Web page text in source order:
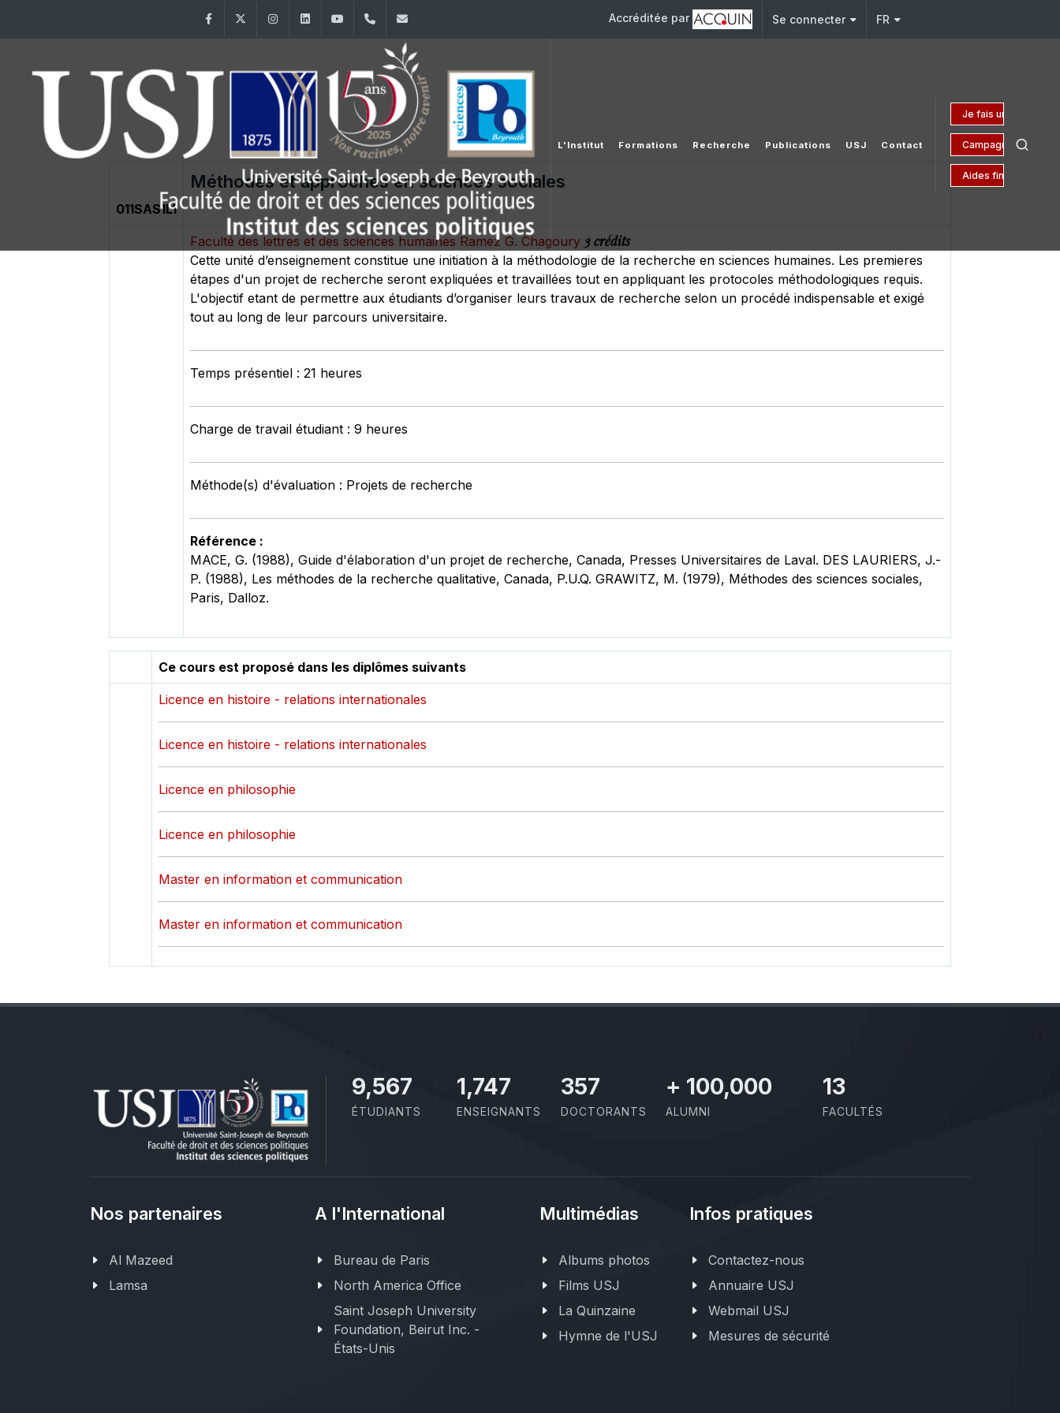
FacebookTwitter InstagramLinkedInYouTube+961 (1) 421 443 Accréditée par Se connecter FR
Je fais un don
Campagne 150 ans
Aides financières
L'Institut Formations Recherche Publications USJ Contact
011SAS1L1
Méthodes et approches en sciences sociales
Faculté des lettres et des sciences humaines Ramez G. Chagoury 3 crédits
Cette unité d’enseignement constitue une initiation à la méthodologie de la recherche en sciences humaines. Les premieres
étapes d'un projet de recherche seront expliquées et travaillées tout en appliquant les protocoles méthodologiques requis.
L'objectif etant de permettre aux étudiants d’organiser leurs travaux de recherche selon un procédé indispensable et exigé
tout au long de leur parcours universitaire.
Temps présentiel : 21 heures
Charge de travail étudiant : 9 heures
Méthode(s) d'évaluation : Projets de recherche
Référence :
MACE, G. (1988), Guide d'élaboration d'un projet de recherche, Canada, Presses Universitaires de Laval. DES LAURIERS, J.-
P. (1988), Les méthodes de la recherche qualitative, Canada, P.U.Q. GRAWITZ, M. (1979), Méthodes des sciences sociales,
Paris, Dalloz.
Ce cours est proposé dans les diplômes suivants
Licence en histoire - relations internationales
Licence en histoire - relations internationales
Licence en philosophie
Licence en philosophie
Master en information et communication
Master en information et communication
11,110
ÉTUDIANTS
2,029
ENSEIGNANTS
414
DOCTORANTS
+ 100,000
ALUMNI
13
FACULTÉS
Nos partenaires
Al Mazeed
Lamsa
A l'International
Bureau de Paris
North America Office
Saint Joseph University
Foundation, Beirut Inc. -
États-Unis
Multimédias
Albums photos
Films USJ
La Quinzaine
Hymne de l'USJ
Infos pratiques
Contactez-nous
Annuaire USJ
Webmail USJ
Mesures de sécurité